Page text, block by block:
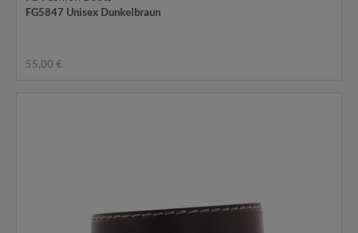
FG5847 Unisex Dunkelbraun
55,00 €